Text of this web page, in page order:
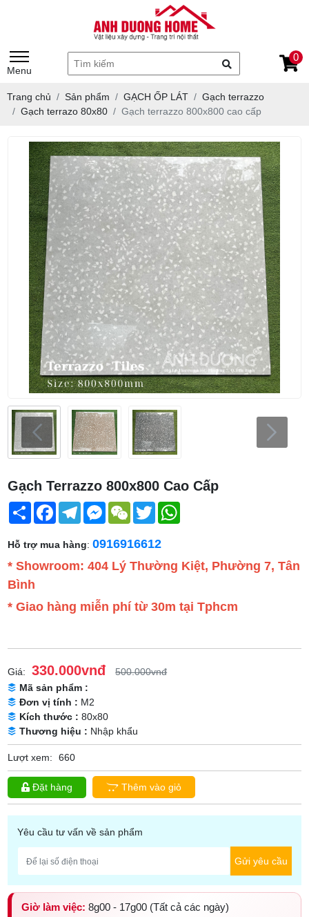
Menu
0
Trang chủ Sản phẩm GẠCH ỐP LÁT
Gạch terrazzo
Gạch terrazo 80x80
Gạch terrazzo 800x800 cao cấp
Gạch Terrazzo 800x800 Cao Cấp
Share FacebookTelegramMessenger
WeChatTwitter
Hỗ trợ mua hàng:0916916612
* Showroom: 404 Lý Thường Kiệt, Phường 7, Tân
Bình
* Giao hàng miễn phí từ 30m tại Tphcm
Giá: 330.000vnđ
500.000vnđ
Mã sản phẩm :
Đơn vị tính : M2
Kích thước :80x80
Thương hiệu : Nhập khẩu
Lượt xem: 660
Đặt hàng Thêm vào giỏ
Yêu cầu tư vấn về sản phẩm
Gửi yêu cầu
Giờ làm việc: 8g00 - 17g00 (Tất cả các ngày)